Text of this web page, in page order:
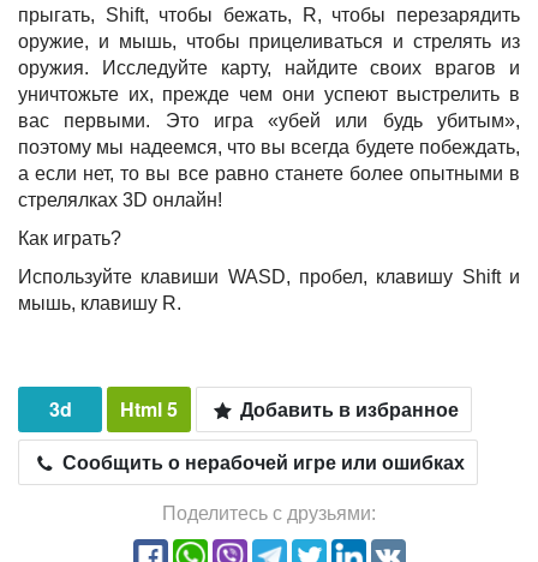
прыгать, Shift, чтобы бежать, R, чтобы перезарядить
оружие, и мышь, чтобы прицеливаться и стрелять из
оружия. Исследуйте карту, найдите своих врагов и
уничтожьте их, прежде чем они успеют выстрелить в
вас первыми. Это игра «убей или будь убитым»,
поэтому мы надеемся, что вы всегда будете побеждать,
а если нет, то вы все равно станете более опытными в
стрелялках 3D онлайн!
Как играть?
Используйте клавиши WASD, пробел, клавишу Shift и
мышь, клавишу R.
3d Html 5
Добавить в избранное
Сообщить о нерабочей игре или ошибках
Поделитесь с друзьями: